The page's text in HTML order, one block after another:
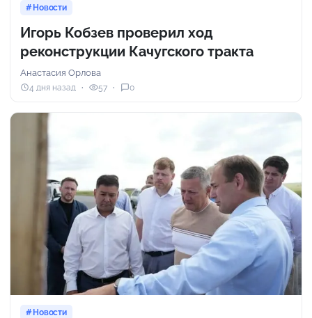
Новости
Игорь Кобзев проверил ход
реконструкции Качугского тракта
Анастасия Орлова
4 дня назад 57 0
Новости